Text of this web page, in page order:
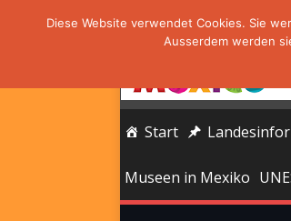
Start
Museen in Mexiko
Diese Website verwendet Cookies. Sie
Ausserdem werden